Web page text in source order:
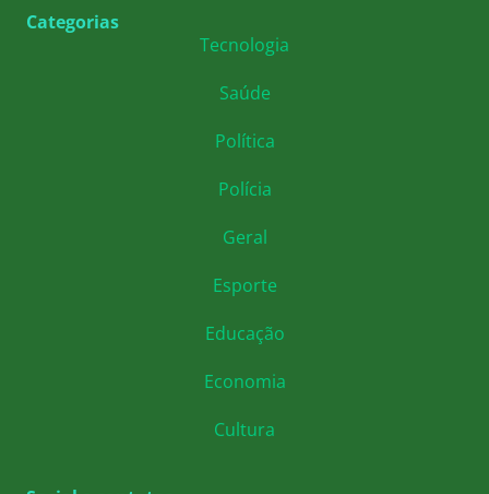
Categorias
Tecnologia
Saúde
Política
Polícia
Geral
Esporte
Educação
Economia
Cultura